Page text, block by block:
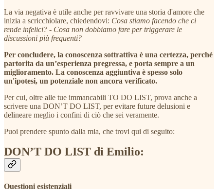
La via negativa è utile anche per ravvivare una storia d'amore che
inizia a scricchiolare, chiedendovi: Cosa stiamo facendo che ci
rende infelici? - Cosa non dobbiamo fare per triggerare le
discussioni più frequenti?
Per concludere, la conoscenza sottrattiva è una certezza, perché
partorita da un’esperienza pregressa, e porta sempre a un
miglioramento. La conoscenza aggiuntiva è spesso solo
un'ipotesi, un potenziale non ancora verificato.
Per cui, oltre alle tue immancabili TO DO LIST, prova anche a
scrivere una DON’T DO LIST, per evitare future delusioni e
delineare meglio i confini di ciò che sei veramente.
Puoi prendere spunto dalla mia, che trovi qui di seguito:
DON’T DO LIST di Emilio:
Questioni esistenziali